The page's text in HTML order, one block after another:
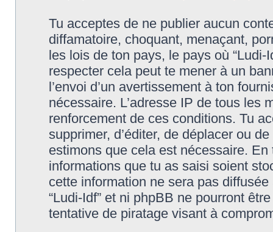
Tu acceptes de ne publier aucun
diffamatoire, choquant, menaçant,
les lois de ton pays, le pays où
respecter cela peut te mener à un
l’envoi d’un avertissement à ton
nécessaire. L’adresse IP de tous les
renforcement de ces conditions. Tu
supprimer, d’éditer, de déplacer ou
estimons que cela est nécessaire.
informations que tu as saisi soient
cette information ne sera pas
“Ludi-Idf” et ni phpBB ne pourront
tentative de piratage visant à